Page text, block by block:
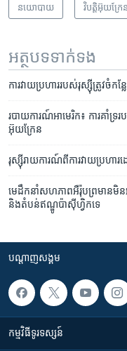
នយោបាយ វិបត្តិអ៊ុយក្រែន
អត្ថបទ​ទាក់ទង
ការ​វាយ​ប្រហារ​របស់​រុស្ស៊ី​ត្រូវ​ចំ​កន្
របាយការណ៍​អាមេរិក៖ ការគាំទ្
អ៊ុយក្រែន
រុស្ស៊ី​រាយការណ៍​ពី​ការ​វាយប្រហា
មេដឹកនាំ​សហភាព​អឺរ៉ុប​ព្រមាន​មិន​
និង​តំបន់​ឥណ្ឌូប៉ាស៊ីហ្វិក​ទេ
បណ្តាញ​សង្គម
កម្មវិធី​ទូរទស្សន៍